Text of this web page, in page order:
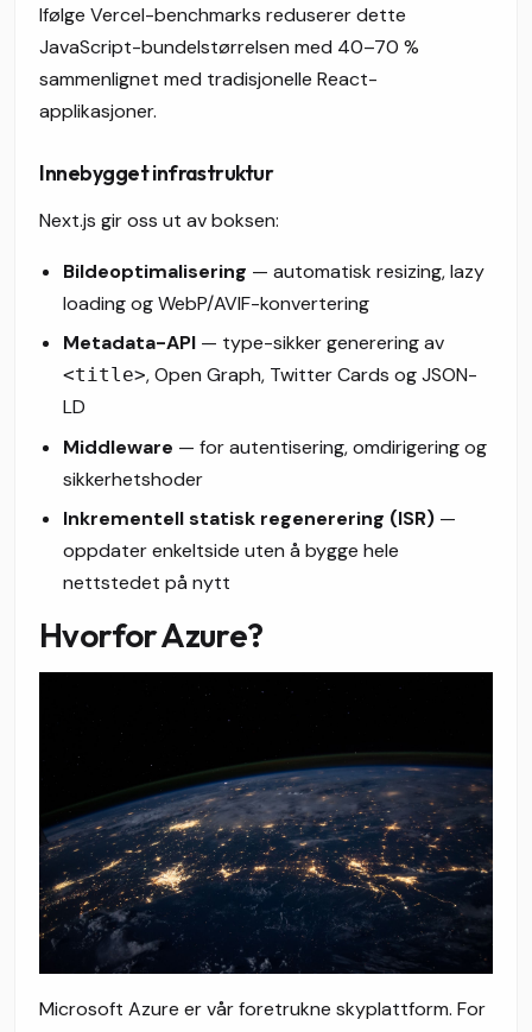
Ifølge Vercel-benchmarks reduserer dette
JavaScript-bundelstørrelsen med 40–70 %
sammenlignet med tradisjonelle React-
applikasjoner.
Innebygget infrastruktur
Next.js gir oss ut av boksen:
Bildeoptimalisering — automatisk resizing, lazy
loading og WebP/AVIF-konvertering
Metadata-API — type-sikker generering av
<title>, Open Graph, Twitter Cards og JSON-
LD
Middleware — for autentisering, omdirigering og
sikkerhetshoder
Inkrementell statisk regenerering (ISR) —
oppdater enkeltside uten å bygge hele
nettstedet på nytt
Hvorfor Azure?
Microsoft Azure er vår foretrukne skyplattform. For